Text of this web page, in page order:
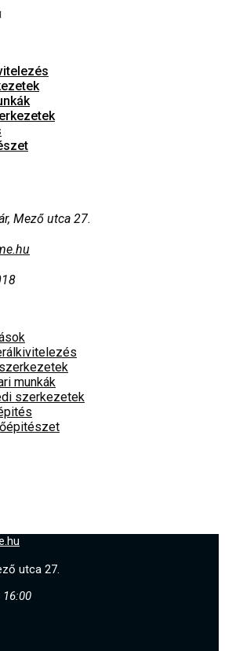
Mező utca 27.
munkák
szerkezetek
utca 27.
16:00